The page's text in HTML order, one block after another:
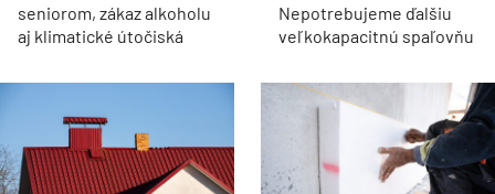
seniorom, zákaz alkoholu
aj klimatické útočiská
Nepotrebujeme ďalšiu
veľkokapacitnú spaľovňu